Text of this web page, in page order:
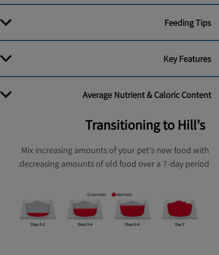
Feeding Tips
Key Features
Average Nutrient & Caloric Content
Transitioning to Hill’s
Mix increasing amounts of your pet's new food with
decreasing amounts of old food over a 7-day period.